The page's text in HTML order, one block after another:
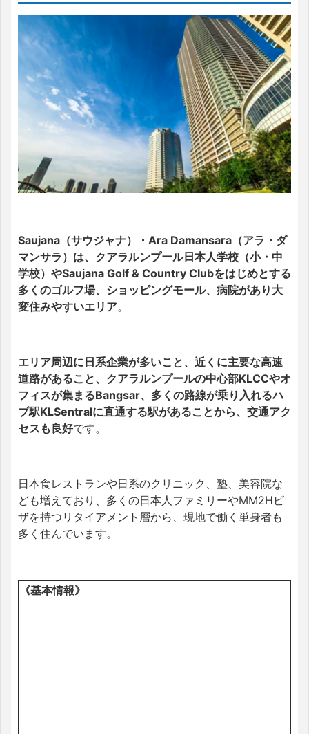
Saujana（サウジャナ）・Ara Damansara（アラ・ダ
マンサラ）は、クアラルンプール日本人学校（小・中
学校）やSaujana Golf & Country Clubをはじめとする
多くのゴルフ場、ショッピングモール、病院があり大
変住みやすいエリア。
エリア周辺に日系企業が多いこと、近くに主要な高速
道路があること、クアラルンプールの中心部KLCCやオ
フィスが集まるBangsar、多くの路線が乗り入れるハ
ブ駅KLSentralに直通する駅があることから、交通アク
セスも良好です。
日本食レストランや日系のクリニック、塾、美容院な
ども増えており、多くの日本人ファミリーやMM2Hビ
ザを持つリタイアメント層から、現地で働く単身者も
多く住んでいます。
《基本情報》